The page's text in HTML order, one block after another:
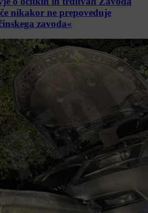
nikakor ne prepoveduje
zavoda«